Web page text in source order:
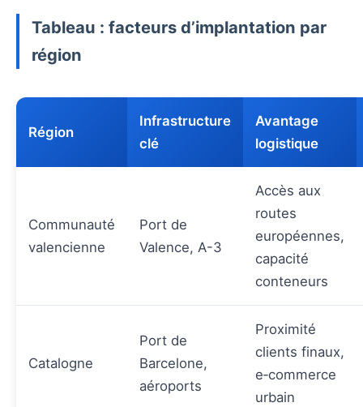
Tableau : facteurs d’implantation par
région
Région
Infrastructure
clé
Avantage
logistique
Communauté
valencienne
Port de
Valence, A-3
Accès aux
routes
européennes,
capacité
conteneurs
Catalogne
Port de
Barcelone,
aéroports
Proximité
clients finaux,
e‑commerce
urbain